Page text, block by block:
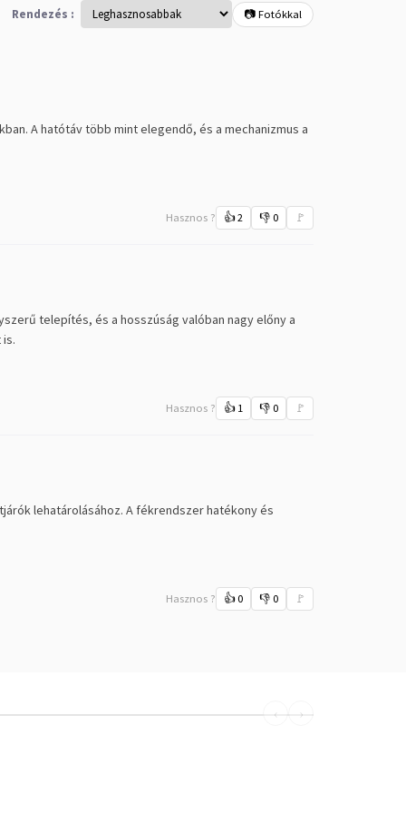
Rendezés : 📷 Fotókkal
A hatótáv több mint elegendő, és a mechanizmus a
Hasznos ? 👍2 👎 0 🚩
telepítés, és a hosszúság valóban nagy előny a
Hasznos ? 👍 1 👎 0 🚩
lehatárolásához. A fékrendszer hatékony és
Hasznos ? 👍 0 👎 0 🚩
‹ ›